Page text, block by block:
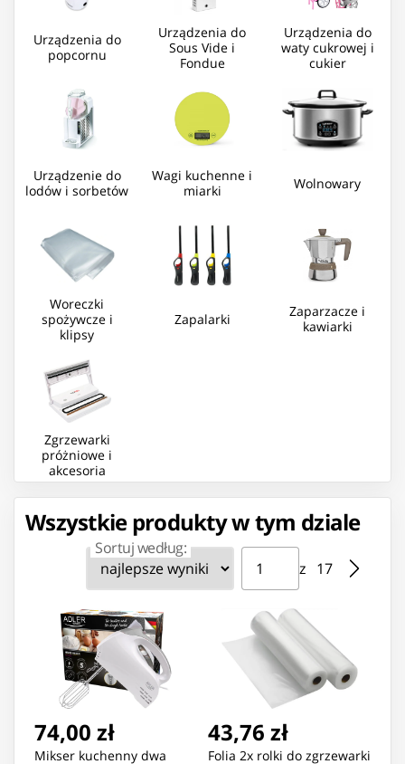
Urządzenia do
popcornu
Urządzenia do
Sous Vide i
Fondue
Urządzenia do
waty cukrowej i
cukier
Urządzenie do
lodów i sorbetów
Wagi kuchenne i
miarki
Wolnowary
Woreczki
spożywcze i
klipsy
Zapalarki
Zaparzacze i
kawiarki
Zgrzewarki
próżniowe i
akcesoria
Wszystkie produkty w tym dziale
Sortuj według: Strona ⁨1⁩ z ⁨17⁩
z ⁨17⁩
Przejdź do strony
74,00 zł
Mikser kuchenny dwa
43,76 zł
Folia 2x rolki do zgrzewarki